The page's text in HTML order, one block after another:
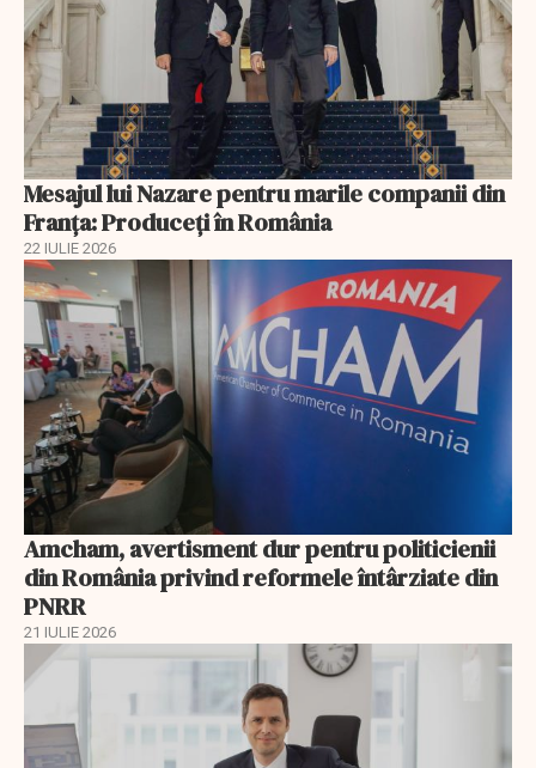
Mesajul lui Nazare pentru marile companii din
Franța: Produceți în România
22 IULIE 2026
Amcham, avertisment dur pentru politicienii
din România privind reformele întârziate din
PNRR
21 IULIE 2026